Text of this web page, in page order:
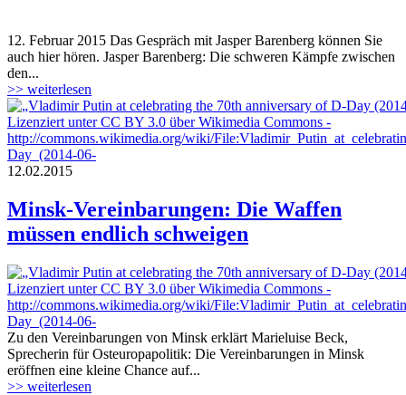
12. Februar 2015 Das Gespräch mit Jasper Barenberg können Sie
auch hier hören. Jasper Barenberg: Die schweren Kämpfe zwischen
den...
>> weiterlesen
day_2014-06-06_06.jpeg
12.02.2015
Minsk-Vereinbarungen: Die Waffen
müssen endlich schweigen
day_2014-06-06_06.jpeg
Zu den Vereinbarungen von Minsk erklärt Marieluise Beck,
Sprecherin für Osteuropapolitik: Die Vereinbarungen in Minsk
eröffnen eine kleine Chance auf...
>> weiterlesen